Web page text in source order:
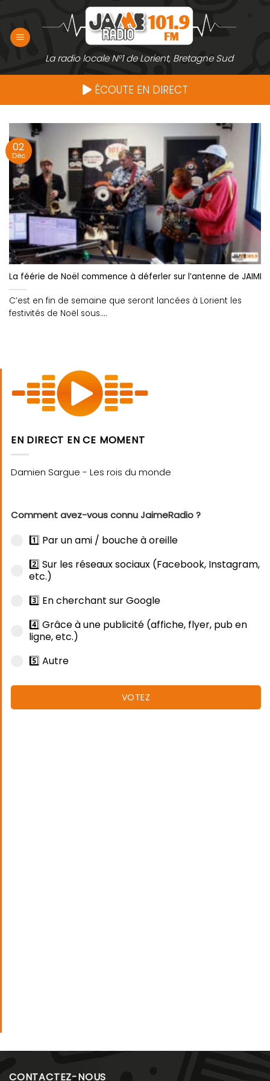
contenu
La radio locale N°1 de Lorient, Bretagne Sud
ÉCOUTE EN DIRECT
La féérie de Noël commence à déferler sur l’antenne de JAIME
C’est en fin de semaine que seront lancées à Lorient les
festivités de Noël sous....
02
Déc
EN DIRECT EN CE MOMENT
Comment avez-vous connu JaimeRadio ?
1️⃣ Par un ami / bouche à oreille
2️⃣ Sur les réseaux sociaux (Facebook, Instagram,
etc.)
3️⃣ En cherchant sur Google
4️⃣ Grâce à une publicité (affiche, flyer, pub en
ligne, etc.)
5️⃣ Autre
VOTEZ
CONTACTEZ-NOUS